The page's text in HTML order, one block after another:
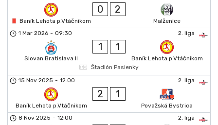
Baník Lehota p.Vtáčnikom
0 2
Malženice
2. liga
1 Mar 2026 - 09:30
Slovan Bratislava II
1 1
Baník Lehota p.Vtáčnikom
Štadión Pasienky
2. liga
15 Nov 2025 - 12:00
Baník Lehota p.Vtáčnikom
2 1
Považská Bystrica
2. liga
8 Nov 2025 - 12:00